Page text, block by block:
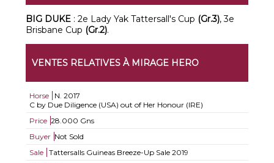
BIG DUKE : 2e Lady Yak Tattersall's Cup (Gr.3), 3e
Brisbane Cup (Gr.2).
VENTES RELATIVES À MIRAGE HERO
Horse N. 2017
C by Due Diligence (USA) out of Her Honour (IRE)
Price 28.000 Gns
Buyer Not Sold
Sale
Tattersalls Guineas Breeze-Up Sale 2019